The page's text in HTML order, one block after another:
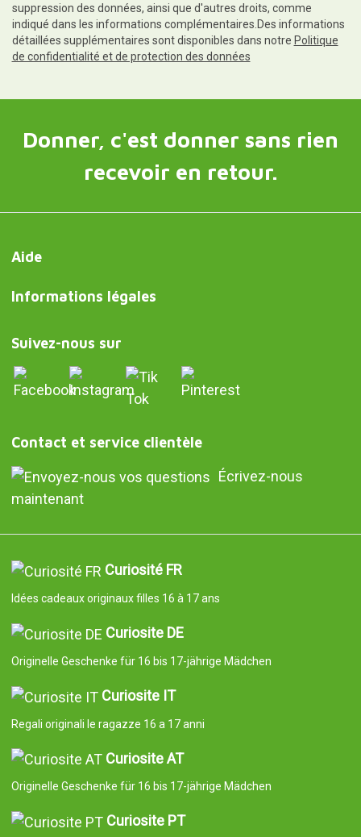
suppression des données, ainsi que d'autres droits, comme
indiqué dans les informations complémentaires.Des informations
détaillées supplémentaires sont disponibles dans notre Politique
de confidentialité et de protection des données
Donner, c'est donner sans rien
recevoir en retour.
Aide
Informations légales
Suivez-nous sur
Contact et service clientèle
Écrivez-nous
maintenant
Curiosité FR
Idées cadeaux originaux filles 16 à 17 ans
Curiosite DE
Originelle Geschenke für 16 bis 17-jährige Mädchen
Curiosite IT
Regali originali le ragazze 16 a 17 anni
Curiosite AT
Originelle Geschenke für 16 bis 17-jährige Mädchen
Curiosite PT